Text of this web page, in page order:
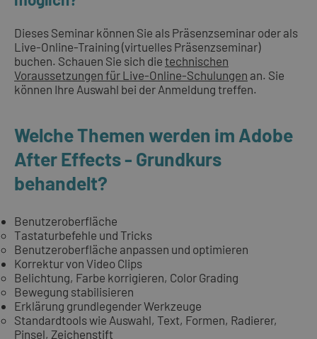
Dieses Seminar können Sie als Präsenzseminar oder als
Live-Online-Training (virtuelles Präsenzseminar)
buchen. Schauen Sie sich die technischen
Voraussetzungen für Live-Online-Schulungen an. Sie
können Ihre Auswahl bei der Anmeldung treffen.
Welche Themen werden im Adobe
After Effects - Grundkurs
behandelt?
Benutzeroberfläche
Tastaturbefehle und Tricks
Benutzeroberfläche anpassen und optimieren
Korrektur von Video Clips
Belichtung, Farbe korrigieren, Color Grading
Bewegung stabilisieren
Erklärung grundlegender Werkzeuge
Standardtools wie Auswahl, Text, Formen, Radierer,
Pinsel, Zeichenstift